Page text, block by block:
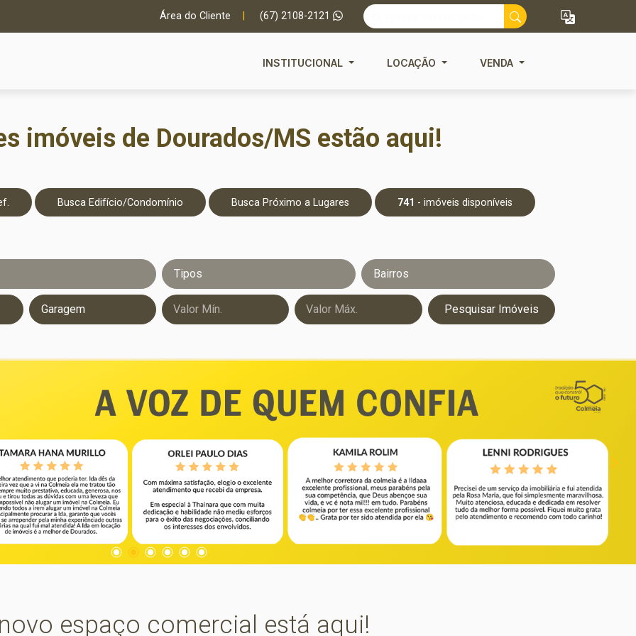
Área do Cliente (67) 2108-2121
INSTITUCIONAL LOCAÇÃO VENDA
imóveis de Dourados/MS estão aqui!
Busca Edifício/Condomínio Busca Próximo a Lugares 741 - imóveis disponíveis
Tipos Bairros
Garagem Pesquisar Imóveis
espaço comercial está aqui!